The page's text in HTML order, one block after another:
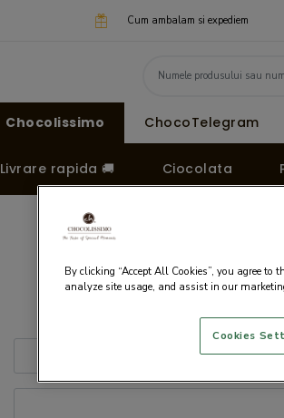
Cum ambalam si expediem
Chocolissimo ChocoTelegram
Livrare rapida 🚚 Ciocolata
By clicking “Accept All Cookies”, you agree to
analyze site usage, and assist in our
Cookies